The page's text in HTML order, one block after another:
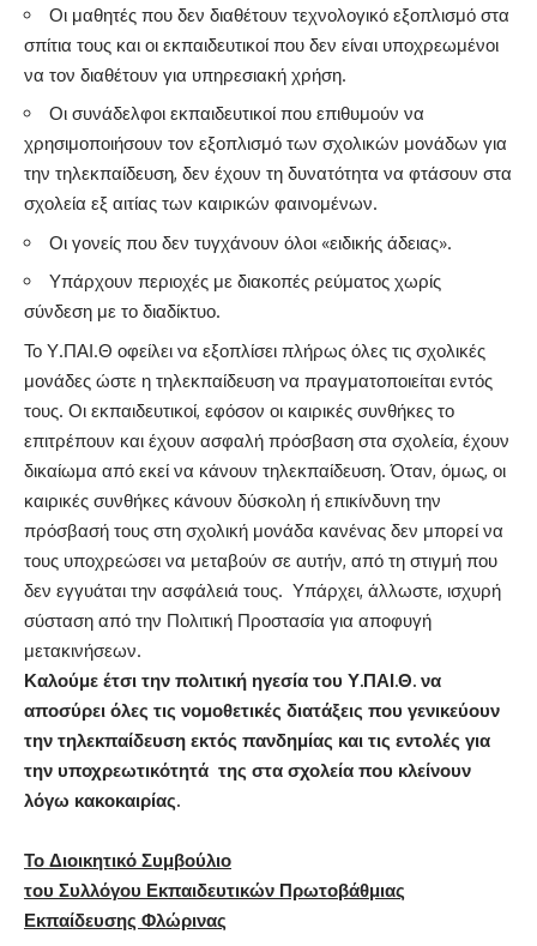
Οι μαθητές που δεν διαθέτουν τεχνολογικό εξοπλισμό στα
σπίτια τους και οι εκπαιδευτικοί που δεν είναι υποχρεωμένοι
να τον διαθέτουν για υπηρεσιακή χρήση.
Οι συνάδελφοι εκπαιδευτικοί που επιθυμούν να
χρησιμοποιήσουν τον εξοπλισμό των σχολικών μονάδων για
την τηλεκπαίδευση, δεν έχουν τη δυνατότητα να φτάσουν στα
σχολεία εξ αιτίας των καιρικών φαινομένων.
Οι γονείς που δεν τυγχάνουν όλοι «ειδικής άδειας».
Υπάρχουν περιοχές με διακοπές ρεύματος χωρίς
σύνδεση με το διαδίκτυο.
Το Υ.ΠΑΙ.Θ οφείλει να εξοπλίσει πλήρως όλες τις σχολικές
μονάδες ώστε η τηλεκπαίδευση να πραγματοποιείται εντός
τους. Οι εκπαιδευτικοί, εφόσον οι καιρικές συνθήκες το
επιτρέπουν και έχουν ασφαλή πρόσβαση στα σχολεία, έχουν
δικαίωμα από εκεί να κάνουν τηλεκπαίδευση. Όταν, όμως, οι
καιρικές συνθήκες κάνουν δύσκολη ή επικίνδυνη την
πρόσβασή τους στη σχολική μονάδα κανένας δεν μπορεί να
τους υποχρεώσει να μεταβούν σε αυτήν, από τη στιγμή που
δεν εγγυάται την ασφάλειά τους. Υπάρχει, άλλωστε, ισχυρή
σύσταση από την Πολιτική Προστασία για αποφυγή
μετακινήσεων.
Καλούμε έτσι την πολιτική ηγεσία του Υ.ΠΑΙ.Θ. να
αποσύρει όλες τις νομοθετικές διατάξεις που γενικεύουν
την τηλεκπαίδευση εκτός πανδημίας και τις εντολές για
την υποχρεωτικότητά της στα σχολεία που κλείνουν
λόγω κακοκαιρίας.
Το Διοικητικό Συμβούλιο
του Συλλόγου Εκπαιδευτικών Πρωτοβάθμιας
Εκπαίδευσης Φλώρινας